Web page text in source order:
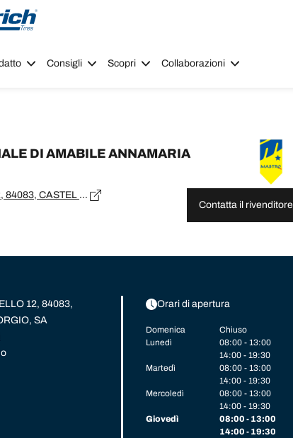
navigation
Consigli Scopri Collaborazioni
DI AMABILE ANNAMARIA
VIA CHIUMMARIELLO 12, 84083, CASTEL SAN GIORGIO, SA
Contatta il rivenditore
12, 84083,
SA
Orari di apertura
Domenica
Chiuso
Lunedì
08:00 - 13:00
14:00 - 19:30
Martedì
08:00 - 13:00
14:00 - 19:30
Mercoledì
08:00 - 13:00
14:00 - 19:30
Giovedì
08:00 - 13:00
14:00 - 19:30